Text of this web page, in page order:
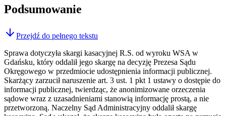
Podsumowanie
Przejdź do pełnego tekstu
Sprawa dotyczyła skargi kasacyjnej R.S. od wyroku WSA w
Gdańsku, który oddalił jego skargę na decyzję Prezesa Sądu
Okręgowego w przedmiocie udostępnienia informacji publicznej.
Skarżący zarzucił naruszenie art. 3 ust. 1 pkt 1 ustawy o dostępie do
informacji publicznej, twierdząc, że anonimizowane orzeczenia
sądowe wraz z uzasadnieniami stanowią informację prostą, a nie
przetworzoną. Naczelny Sąd Administracyjny oddalił skargę